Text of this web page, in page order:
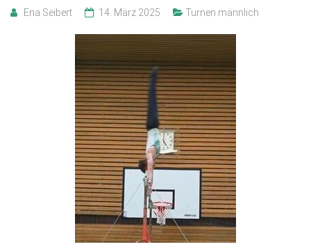
Ena Seibert 14. März 2025 Turnen männlich